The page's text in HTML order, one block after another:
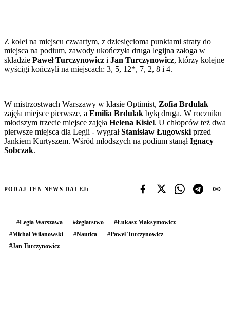
Z kolei na miejscu czwartym, z dziesięcioma punktami straty do
miejsca na podium, zawody ukończyła druga legijna załoga w
składzie Paweł Turczynowicz i Jan Turczynowicz, którzy kolejne
wyścigi kończyli na miejscach: 3, 5, 12*, 7, 2, 8 i 4.
W mistrzostwach Warszawy w klasie Optimist, Zofia Brdulak
zajęła miejsce pierwsze, a Emilia Brdulak byłą druga. W roczniku
młodszym trzecie miejsce zajęła Helena Kisiel. U chłopców też dwa
pierwsze miejsca dla Legii - wygrałStanisław Ługowski przed
Jankiem Kurtyszem. Wśród młodszych na podium stanąłIgnacy
Sobczak.
PODAJ TEN NEWS DALEJ:
#Legia Warszawa #żeglarstwo #Łukasz Maksymowicz
#Michał Wilanowski #Nautica #Paweł Turczynowicz
#Jan Turczynowicz